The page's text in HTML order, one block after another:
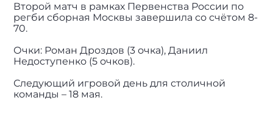
Второй матч в рамках Первенства России по
регби сборная Москвы завершила со счётом 8-
70.
Очки: Роман Дроздов (3 очка), Даниил
Недоступенко (5 очков).
Следующий игровой день для столичной
команды – 18 мая.